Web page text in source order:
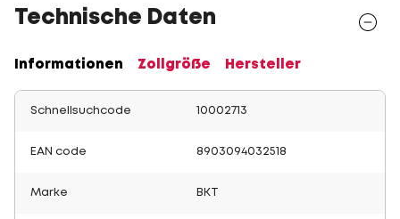
Technische Daten
Informationen Zollgröße Hersteller
Schnellsuchcode 10002713
EAN code 8903094032518
Marke BKT